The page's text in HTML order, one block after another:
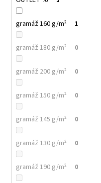
gramáž 160 g/m² 1
gramáž 180 g/m² 0
gramáž 200 g/m² 0
gramáž 150 g/m² 0
gramáž 145 g/m² 0
gramáž 130 g/m² 0
gramáž 190 g/m² 0
PELICAN
P72
TRIČKO
DĚTSKÉ
54
Kč